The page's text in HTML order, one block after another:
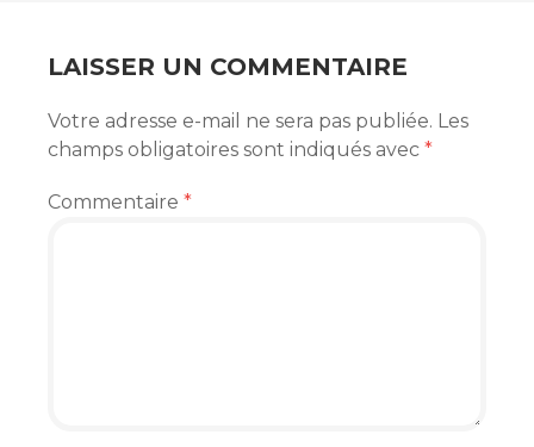
LAISSER UN COMMENTAIRE
Votre adresse e-mail ne sera pas publiée. Les
champs obligatoires sont indiqués avec *
Commentaire *